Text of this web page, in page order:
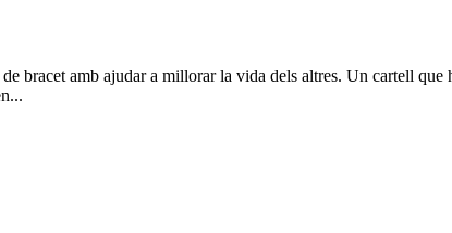
bracet amb ajudar a millorar la vida dels altres. Un cartell que